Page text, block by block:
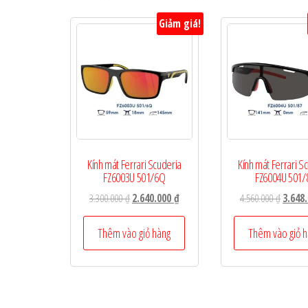
Giảm giá!
Kính mát Ferrari Scuderia
FZ6003U 501/6Q
3.300.000₫Giá
gốc
là:
3.300.000 ₫.
2.640.000₫Giá
hiện
là:
2.640.000 ₫.
Thêm vào giỏ hàng
Kính mát Ferrari
FZ6004U
4.560.000₫Giá
gốc
là:
Thêm vào giỏ